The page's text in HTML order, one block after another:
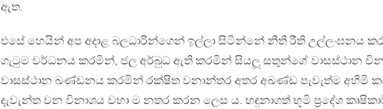
ඇත.
එසේ හෙයින් අප අදාළ බලධාරින්ගෙන් ඉල්ලා සිටින්නේ නීති රීති උල්ලංඝනය
ගැටුම වර්ධනය කරමින්, ජල අර්බුධ ඇති කරමින් සියලූ සතුන්ගේ වාසස්ථාන
වාසස්ථාන ඛණ්ඩනය කරමින් රක්ෂිත වනාන්තර අතර අඛණ්ඩ පැවැත්ම අහිමි
දැවැන්ත වන විනාශය වහා ම නතර කරන ලෙස ය. හඳුනාගත් භූමි ප‍්‍රදේශ